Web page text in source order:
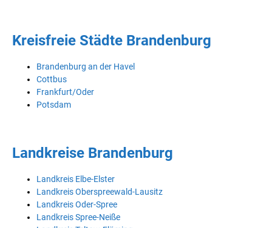
Kreisfreie Städte Brandenburg
Brandenburg an der Havel
Cottbus
Frankfurt/Oder
Potsdam
Landkreise Brandenburg
Landkreis Elbe-Elster
Landkreis Oberspreewald-Lausitz
Landkreis Oder-Spree
Landkreis Spree-Neiße